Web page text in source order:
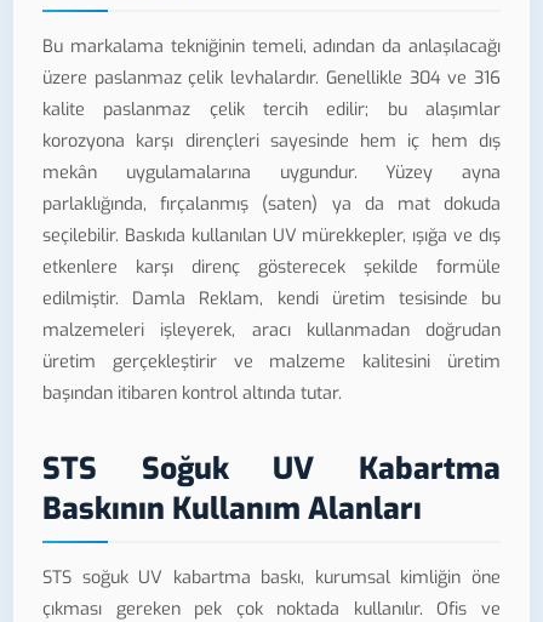
Bu markalama tekniğinin temeli, adından da anlaşılacağı
üzere paslanmaz çelik levhalardır. Genellikle 304 ve 316
kalite paslanmaz çelik tercih edilir; bu alaşımlar
korozyona karşı dirençleri sayesinde hem iç hem dış
mekân uygulamalarına uygundur. Yüzey ayna
parlaklığında, fırçalanmış (saten) ya da mat dokuda
seçilebilir. Baskıda kullanılan UV mürekkepler, ışığa ve dış
etkenlere karşı direnç gösterecek şekilde formüle
edilmiştir. Damla Reklam, kendi üretim tesisinde bu
malzemeleri işleyerek, aracı kullanmadan doğrudan
üretim gerçekleştirir ve malzeme kalitesini üretim
başından itibaren kontrol altında tutar.
STS Soğuk UV Kabartma
Baskının Kullanım Alanları
STS soğuk UV kabartma baskı, kurumsal kimliğin öne
çıkması gereken pek çok noktada kullanılır. Ofis ve